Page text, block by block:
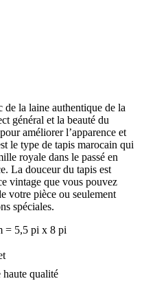
de la laine authentique de la
général et la beauté du
améliorer l’apparence et
le type de tapis marocain qui
royale dans le passé en
La douceur du tapis est
vintage que vous pouvez
votre pièce ou seulement
spéciales.
= 5,5 pi x 8 pi
qualité